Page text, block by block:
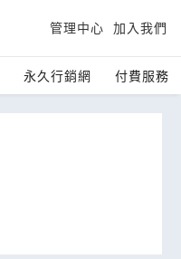
管理中心 加入我們
永久行銷網 付費服務